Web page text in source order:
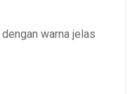
dengan warna jelas